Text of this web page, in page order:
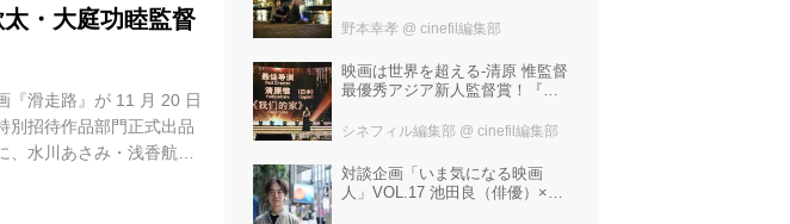
・大庭功睦監督
『滑走路』が 11 月 20 日
別招待作品部門正式出品
、水川あさみ・浅香航
、大庭功睦監督 ■司会:矢
が悪くなる』
野本幸孝 @ cinefil編集部
映画は世界を超える-清原 惟監督
最優秀アジア新人監督賞！『わ
中国最大の映画祭「上海国際映
シネフィル編集部 @ cinefil編集部
対談企画「いま気になる映画
人」VOL.17 池田良（俳優）×飯